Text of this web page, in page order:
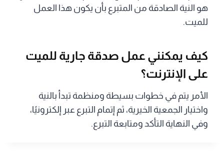
هو النية الصادقة من المتبرع بأن يكون هذا العمل
للميت.
كيف يمكنني عمل صدقة جارية للميت
على الإنترنت؟
الأمر يتم في خطوات بسيطة ومنظمة تبدأ بالنية
واختيار الجمعية الخيرية، ثم إتمام التبرع عبر إلكترونيًا،
وفي النهاية التأكد ومتابعة التبرع.